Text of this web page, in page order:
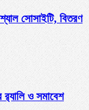
সোসাইটি, বিতরণ
ও সমাবেশ